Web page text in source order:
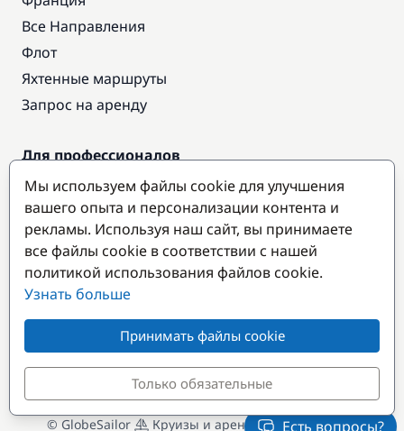
Все Направления
Флот
Яхтенные маршруты
Запрос на аренду
Для профессионалов
Доступ про
Стать партнером
Популярные направления
© GlobeSailor Круизы и аренда яхт с 2008 года
Есть вопросы?
Мы используем файлы cookie для улучшения
вашего опыта и персонализации контента и
рекламы. Используя наш сайт, вы принимаете
все файлы cookie в соответствии с нашей
политикой использования файлов cookie.
Узнать больше
Принимать файлы cookie
Только обязательные